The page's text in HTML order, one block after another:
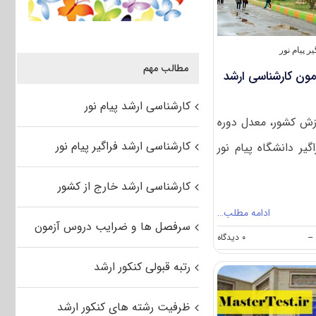
پیام نور
کارشناسی ارشد
کشور، معدل دوره
دانشگاه پیام نور
ادامه مطلب…
-- ۰ دیدگاه
on
اعلام
میزان
تاثیر
معدل
مطالب مهم
کارشناسی ارشد پیام نور
کارشناسی ارشد فراگیر پیام نور
کارشناسی ارشد خارج از کشور
سرفصل ها و ضرایب دروس آزمون
رتبه قبولی کنکور ارشد
ظرفیت رشته های کنکور ارشد